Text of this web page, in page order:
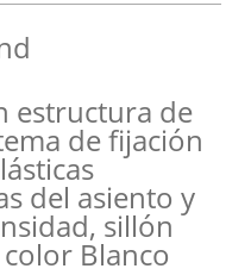
estructura de
de fijación
del asiento y
sillón
Blanco